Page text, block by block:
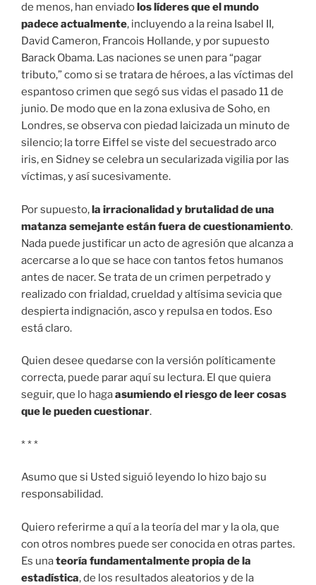
de menos, han enviadolos líderes que el mundo
padece actualmente, incluyendo a la reina Isabel II,
David Cameron, Francois Hollande, y por supuesto
Barack Obama. Las naciones se unen para “pagar
tributo,” como si se tratara de héroes, a las víctimas del
espantoso crimen que segó sus vidas el pasado 11 de
junio. De modo que en la zona exlusiva de Soho, en
Londres, se observa con piedad laicizada un minuto de
silencio; la torre Eiffel se viste del secuestrado arco
iris, en Sidney se celebra un secularizada vigilia por las
víctimas, y así sucesivamente.
Por supuesto,la irracionalidad y brutalidad de una
matanza semejante están fuera de cuestionamiento.
Nada puede justificar un acto de agresión que alcanza a
acercarse a lo que se hace con tantos fetos humanos
antes de nacer. Se trata de un crimen perpetrado y
realizado con frialdad, crueldad y altísima sevicia que
despierta indignación, asco y repulsa en todos. Eso
está claro.
Quien desee quedarse con la versión políticamente
correcta, puede parar aquí su lectura. El que quiera
seguir, que lo hagaasumiendo el riesgo de leer cosas
que le pueden cuestionar.
* * *
Asumo que si Usted siguió leyendo lo hizo bajo su
responsabilidad.
Quiero referirme a quí a la teoría del mar y la ola, que
con otros nombres puede ser conocida en otras partes.
Es unateoría fundamentalmente propia de la
estadística, de los resultados aleatorios y de la